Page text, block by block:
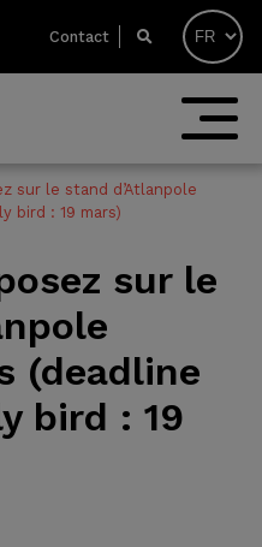
Contact
sur le stand d’Atlanpole
bird : 19 mars)
sur le
(deadline
bird : 19